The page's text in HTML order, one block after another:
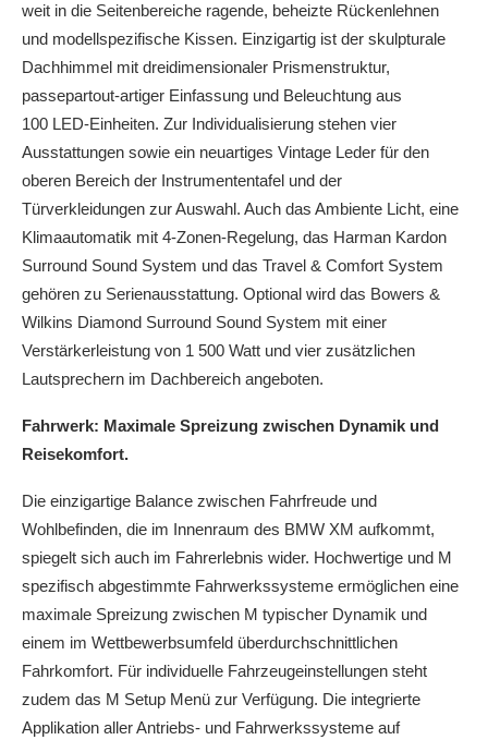
weit in die Seitenbereiche ragende, beheizte Rückenlehnen
und modellspezifische Kissen. Einzigartig ist der skulpturale
Dachhimmel mit dreidimensionaler Prismenstruktur,
passepartout-artiger Einfassung und Beleuchtung aus
100 LED-Einheiten. Zur Individualisierung stehen vier
Ausstattungen sowie ein neuartiges Vintage Leder für den
oberen Bereich der Instrumententafel und der
Türverkleidungen zur Auswahl. Auch das Ambiente Licht, eine
Klimaautomatik mit 4-Zonen-Regelung, das Harman Kardon
Surround Sound System und das Travel & Comfort System
gehören zu Serienausstattung. Optional wird das Bowers &
Wilkins Diamond Surround Sound System mit einer
Verstärkerleistung von 1 500 Watt und vier zusätzlichen
Lautsprechern im Dachbereich angeboten.
Fahrwerk: Maximale Spreizung zwischen Dynamik und
Reisekomfort.
Die einzigartige Balance zwischen Fahrfreude und
Wohlbefinden, die im Innenraum des BMW XM aufkommt,
spiegelt sich auch im Fahrerlebnis wider. Hochwertige und M
spezifisch abgestimmte Fahrwerkssysteme ermöglichen eine
maximale Spreizung zwischen M typischer Dynamik und
einem im Wettbewerbsumfeld überdurchschnittlichen
Fahrkomfort. Für individuelle Fahrzeugeinstellungen steht
zudem das M Setup Menü zur Verfügung. Die integrierte
Applikation aller Antriebs- und Fahrwerkssysteme auf